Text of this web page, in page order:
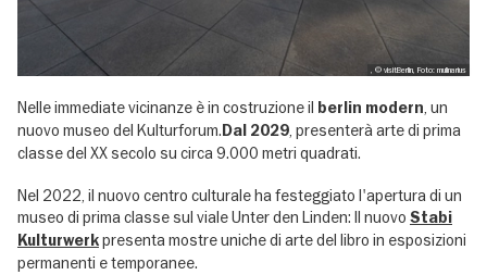
, © visitBerlin, Foto: mulinarius
Nelle immediate vicinanze è in costruzione il berlin modern, un
nuovo museo del Kulturforum. Dal 2029, presenterà arte di prima
classe del XX secolo su circa 9.000 metri quadrati.
Nel 2022, il nuovo centro culturale ha festeggiato l'apertura di un
museo di prima classe sul viale Unter den Linden: Il nuovo Stabi
Kulturwerkpresenta mostre uniche di arte del libro in esposizioni
permanenti e temporanee.